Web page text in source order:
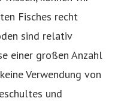
Fisches recht
sind relativ
einer großen Anzahl
Verwendung von
und